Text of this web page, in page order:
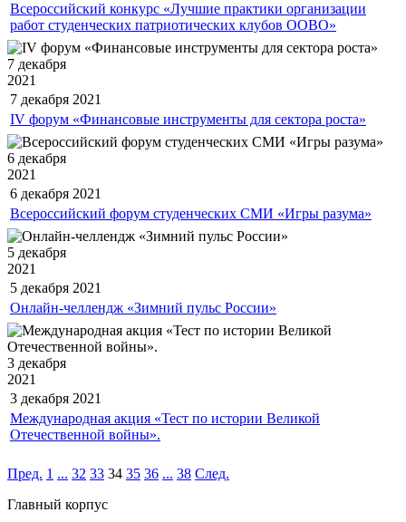
Всероссийский конкурс «Лучшие практики организации
работ студенческих патриотических клубов ООВО»
7 декабря
2021
7 декабря 2021
IV форум «Финансовые инструменты для сектора роста»
6 декабря
2021
6 декабря 2021
Всероссийский форум студенческих СМИ «Игры разума»
5 декабря
2021
5 декабря 2021
Онлайн-челлендж «Зимний пульс России»
3 декабря
2021
3 декабря 2021
Международная акция «Тест по истории Великой
Отечественной войны».
Пред. 1 ... 32 33 34 35 36 ... 38 След.
Главный корпус